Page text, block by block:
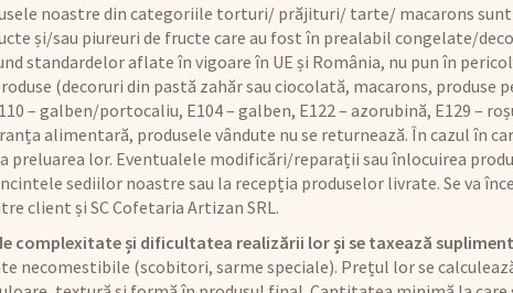
noastre din categoriile torturi/ prăjituri/ tarte/ macarons sunt
și/sau piureuri de fructe care au fost în prealabil congelate/
aflate în vigoare în UE și România, nu pun în
(decoruri din pastă zahăr sau ciocolată, macarons, produse
galben/portocaliu, E104 – galben, E122 – azorubină, E129 –
alimentară, produsele vândute nu se returnează. În cazul în
lor. Eventualele modificări/reparații sau înlocuirea
sediilor noastre sau la recepția produselor livrate. Se va
client și SC Cofetaria Artizan SRL.
complexitate și dificultatea realizării lor și se taxează
necomestibile (scobitori, sarme speciale). Prețul lor se